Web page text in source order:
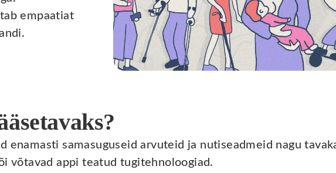
empaatiat
enamasti samasuguseid arvuteid ja nutiseadmeid nagu
võtavad appi teatud tugitehnoloogiad.